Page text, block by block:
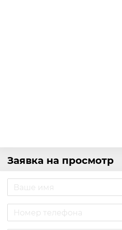
Заявка на просмотр